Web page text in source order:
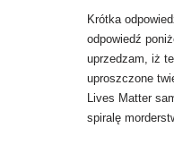
Krótka
odpowiedź
uprzedzam, iż
uproszczone
Lives Matter
spiralę